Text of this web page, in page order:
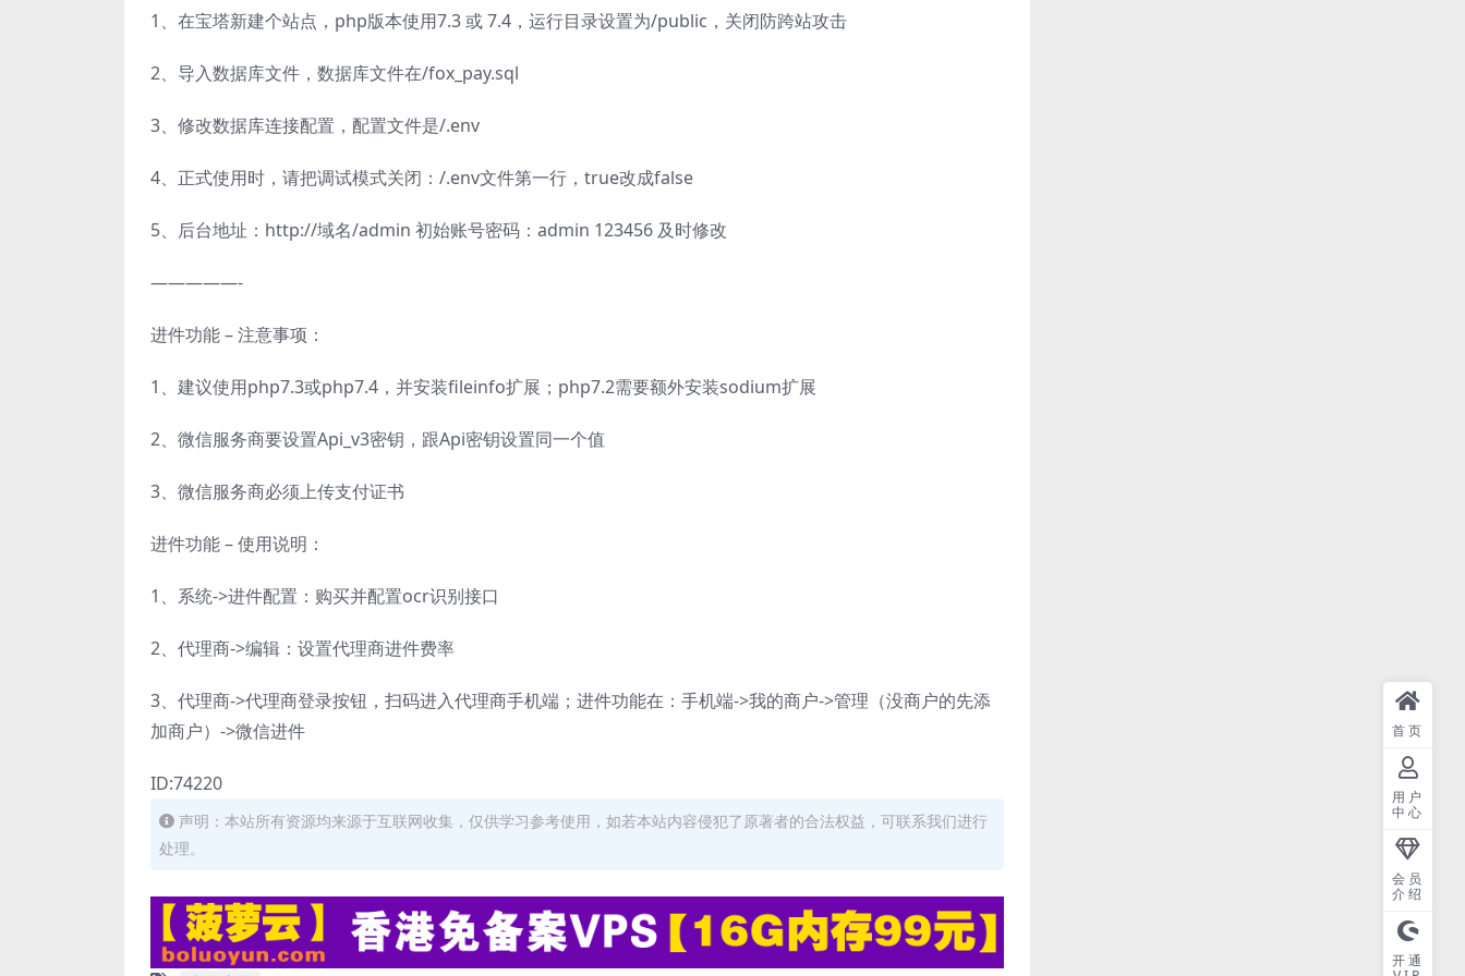
1、在宝塔新建个站点，php版本使用7.3 或 7.4，运行目录设置为/public，关闭防跨站攻击
2、导入数据库文件，数据库文件在/fox_pay.sql
3、修改数据库连接配置，配置文件是/.env
4、正式使用时，请把调试模式关闭：/.env文件第一行，true改成false
5、后台地址：http://域名/admin 初始账号密码：admin 123456 及时修改
—————-
进件功能 – 注意事项：
1、建议使用php7.3或php7.4，并安装fileinfo扩展；php7.2需要额外安装sodium扩展
2、微信服务商要设置Api_v3密钥，跟Api密钥设置同一个值
3、微信服务商必须上传支付证书
进件功能 – 使用说明：
1、系统->进件配置：购买并配置ocr识别接口
2、代理商->编辑：设置代理商进件费率
3、代理商->代理商登录按钮，扫码进入代理商手机端；进件功能在：手机端->我的商户->管理（没商户的先添
加商户）->微信进件
ID:74220
声明：本站所有资源均来源于互联网收集，仅供学习参考使用，如若本站内容侵犯了原著者的合法权益，可联系我们进行
处理。
首页
用户
中心
会员
介绍
开通